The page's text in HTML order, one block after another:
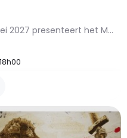
Van 3 juli 2026 tot en met 9 mei 2027 presenteert het Museum van de Grote Ardennen in Bastogne het…